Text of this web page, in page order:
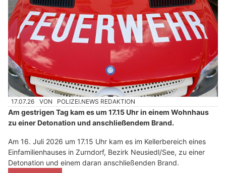
17.07.26 VON POLIZEI.NEWS REDAKTION
Am gestrigen Tag kam es um 17.15 Uhr in einem Wohnhaus
zu einer Detonation und anschließendem Brand.
Am 16. Juli 2026 um 17.15 Uhr kam es im Kellerbereich eines
Einfamilienhauses in Zurndorf, Bezirk Neusiedl/See, zu einer
Detonation und einem daran anschließenden Brand.